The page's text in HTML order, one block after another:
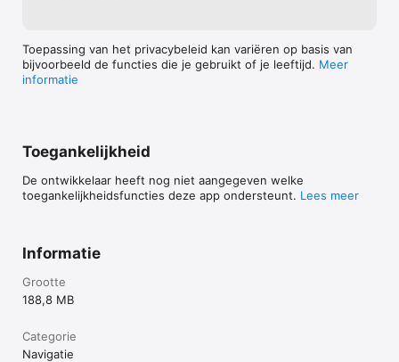
Toepassing van het privacybeleid kan variëren op basis van
bijvoorbeeld de functies die je gebruikt of je leeftijd. Meer
informatie
Toegankelijkheid
De ontwikkelaar heeft nog niet aangegeven welke
toegankelijkheidsfuncties deze app ondersteunt. Lees meer
Informatie
Grootte
188,8 MB
Categorie
Navigatie